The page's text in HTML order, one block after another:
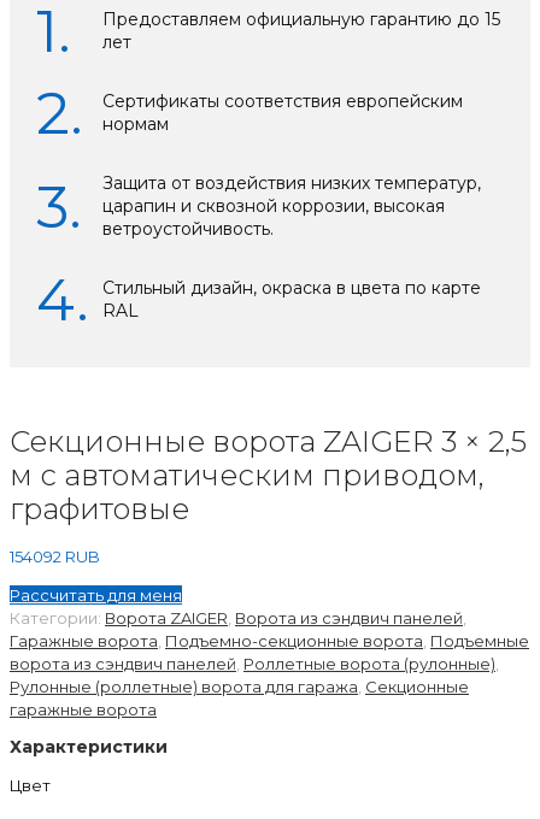
Предоставляем официальную гарантию до 15
лет
Сертификаты соответствия европейским
нормам
Защита от воздействия низких температур,
царапин и сквозной коррозии, высокая
ветроустойчивость.
Стильный дизайн, окраска в цвета по карте
RAL
Секционные ворота ZAIGER 3 × 2,5
м с автоматическим приводом,
графитовые
154092 RUB
Рассчитать для меня
Категории: Ворота ZAIGER Ворота из сэндвич панелей
Гаражные ворота Подъемно-секционные ворота Подъемные
ворота из сэндвич панелей Роллетные ворота (рулонные)
Рулонные (роллетные) ворота для гаража Секционные
гаражные ворота
Характеристики
Цвет